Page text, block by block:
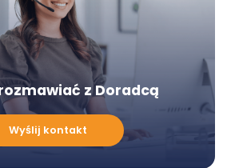
z Doradcą
Wyślij kontakt